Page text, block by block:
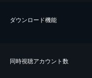
ダウンロード機能
同時視聴アカウント数